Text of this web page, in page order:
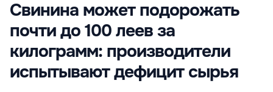
Свинина может подорожать
почти до 100 леев за
килограмм: производители
испытывают дефицит сырья